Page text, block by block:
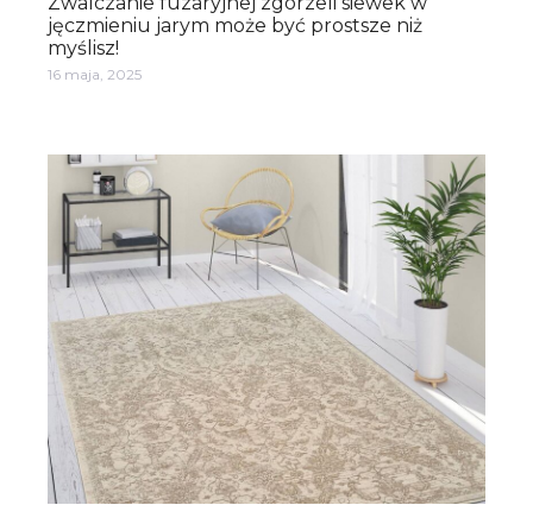
jęczmieniu jarym może być prostsze niż
myślisz!
16 maja, 2025